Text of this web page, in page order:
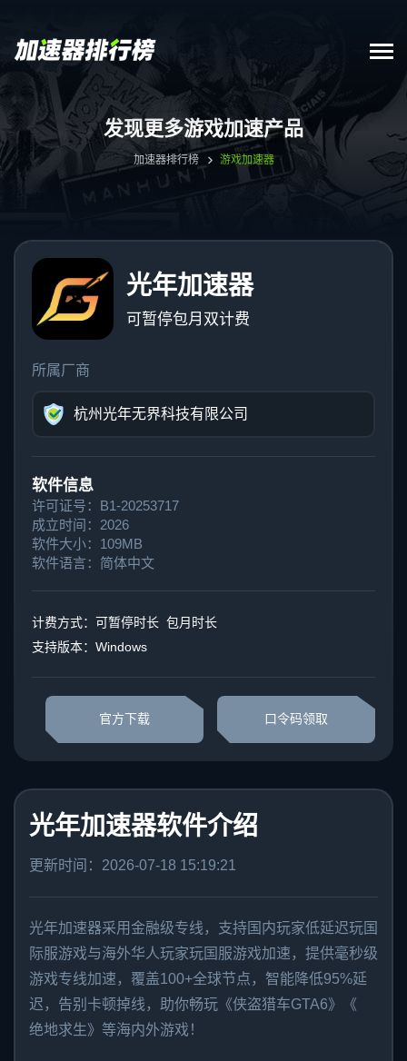
发现更多游戏加速产品
加速器排行榜 游戏加速器
光年加速器
可暂停包月双计费
所属厂商
杭州光年无界科技有限公司
软件信息
许可证号：B1-20253717
成立时间：2026
软件大小：109MB
软件语言：简体中文
计费方式：可暂停时长 包月时长
支持版本：Windows
官方下载 口令码领取
光年加速器软件介绍
更新时间：2026-07-18 15:19:21
光年加速器采用金融级专线，支持国内玩家低延迟玩国
际服游戏与海外华人玩家玩国服游戏加速，提供毫秒级
游戏专线加速，覆盖100+全球节点，智能降低95%延
迟，告别卡顿掉线，助你畅玩《侠盗猎车GTA6》《
绝地求生》等海内外游戏！